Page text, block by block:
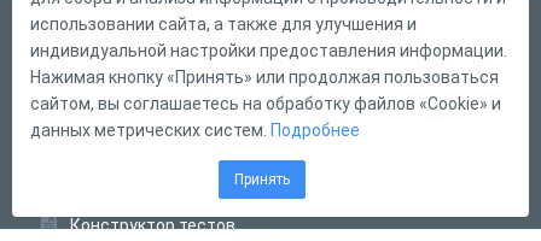
Русский
Справка
Форма обратной связи
Конструктор тестов
использовании сайта, а также для улучшения и
индивидуальной настройки предоставления информации.
Нажимая кнопку «Принять» или продолжая пользоваться
сайтом, вы соглашаетесь на обработку файлов «Cookie» и
данных метрических систем. Подробнее
Принять